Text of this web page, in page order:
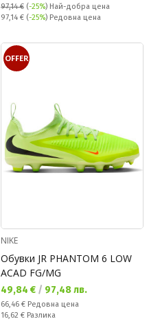
97,14 € (-25%) Най-добра цена
Редовна цена:
97,14 € (-25%) Редовна цена
OFFER
NIKE
Обувки JR PHANTOM 6 LOW
ACAD FG/MG
Текуща цена:
49,84 € / 97,48 лв.
Редовна цена:
66,46 € Редовна цена
Спестявате:
16,62 € Разлика